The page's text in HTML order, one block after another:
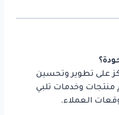
على تطوير وتحسين
منتجات وخدمات تلبي
العملاء.